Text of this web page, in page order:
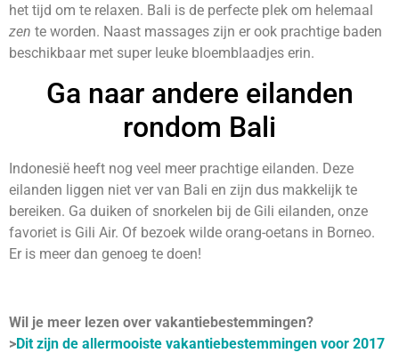
het tijd om te relaxen. Bali is de perfecte plek om helemaal
zen te worden. Naast massages zijn er ook prachtige baden
beschikbaar met super leuke bloemblaadjes erin.
Ga naar andere eilanden
rondom Bali
Indonesië heeft nog veel meer prachtige eilanden. Deze
eilanden liggen niet ver van Bali en zijn dus makkelijk te
bereiken. Ga duiken of snorkelen bij de Gili eilanden, onze
favoriet is Gili Air. Of bezoek wilde orang-oetans in Borneo.
Er is meer dan genoeg te doen!
Wil je meer lezen over vakantiebestemmingen?
>Dit zijn de allermooiste vakantiebestemmingen voor 2017